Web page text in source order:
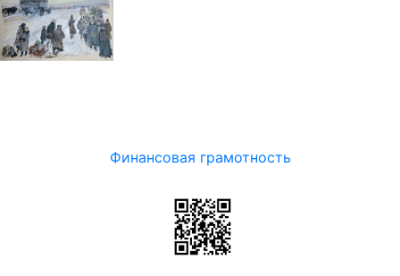
Финансовая грамотность